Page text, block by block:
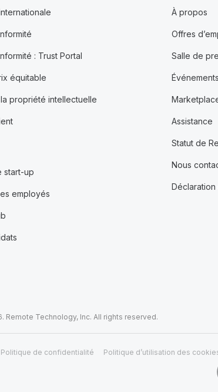
: Trust Portal
équitable
propriété intellectuelle
start-up
employés
À propos
Offres
Salle de
Événements
Assistance
Statut de
Nous
Remote Technology, Inc. All rights reserved.
Politique de confidentialité Politique d’utilisation des